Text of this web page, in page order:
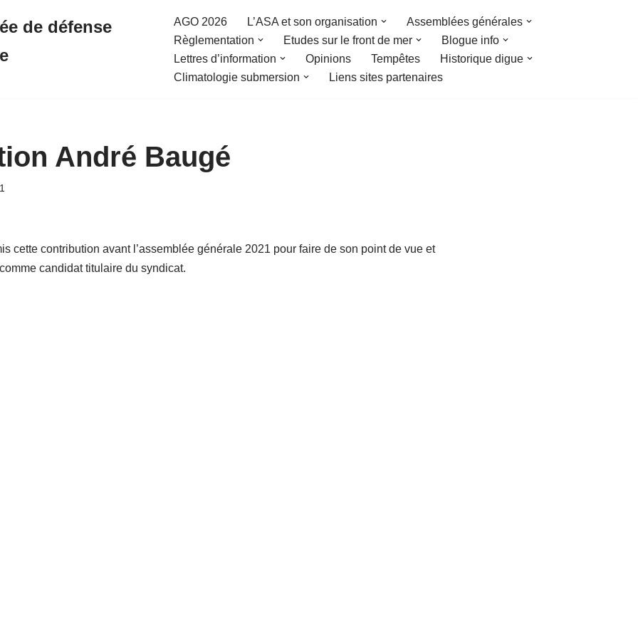
de défense
AGO 2026 L’ASA et son organisation
Assemblées générales
Règlementation
Etudes sur le front de mer
Blogue info
Lettres d’information
Opinions Tempêtes
Historique digue
Climatologie submersion
Liens sites partenaires
André Baugé
cette contribution avant l’assemblée générale 2021 pour faire de son point de vue et
candidat titulaire du syndicat.